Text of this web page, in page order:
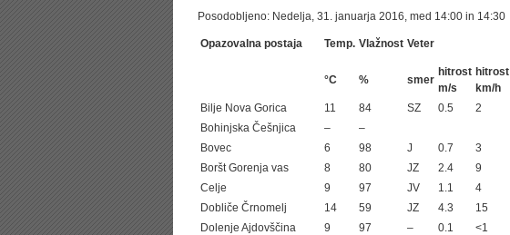
Posodobljeno: Nedelja, 31. januarja 2016, med 14:00 in 14:30
Opazovalna postaja Temp. Vlažnost Veter
°C % smer
hitrost
m/s
hitrost
km/h
Bilje Nova Gorica 11 84 SZ 0.5 2
Bohinjska Češnjica
–
–
Bovec
6 98 J 0.7 3
Boršt Gorenja vas
8 80 JZ 2.4 9
Celje
9 97 JV 1.1 4
Dobliče Črnomelj
14 59 JZ 4.3 15
Dolenje Ajdovščina
9 97 – 0.1 <1